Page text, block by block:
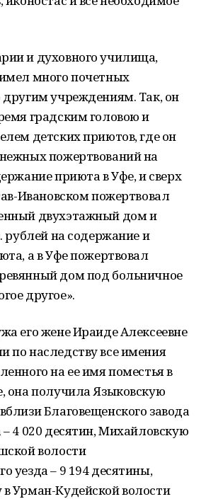
и духовного училища,
много почетных
учреждениям. Так, он
градским головою и
детских приютов, где он
пожертвований на
приюта в Уфе, и сверх
Ивановском пожертвовал
двухэтажный дом и
рублей на содержание и
а в Уфе пожертвовал
дом под больничное
другое».
его жене Ираиде Алексеевне
по наследству все имения
на ее имя поместья в
она получила Языковскую
Благовещенского завода
4 020 десятин, Михайловскую
волости
уезда – 9 194 десятины,
Урман-Кудейской волости